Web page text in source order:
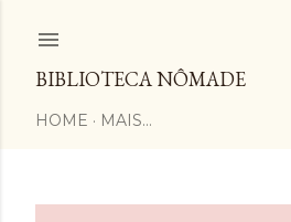
BIBLIOTECA NÔMADE
HOME MAIS…